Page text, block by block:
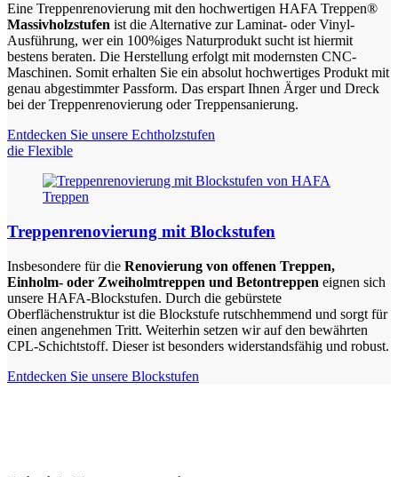
Eine Treppenrenovierung mit den hochwertigen HAFA Treppen®
Massivholzstufen ist die Alternative zur Laminat- oder Vinyl-
Ausführung, wer ein 100%iges Naturprodukt sucht ist hiermit
bestens beraten. Die Herstellung erfolgt mit modernsten CNC-
Maschinen. Somit erhalten Sie ein absolut hochwertiges Produkt mit
genau abgestimmter Passform. Das erspart Ihnen Ärger und Dreck
bei der Treppenrenovierung oder Treppensanierung.
Entdecken Sie unsere Echtholzstufen
die Flexible
Treppenrenovierung mit Blockstufen
Insbesondere für die Renovierung von offenen Treppen,
Einholm- oder Zweiholmtreppen und Betontreppen eignen sich
unsere HAFA-Blockstufen. Durch die gebürstete
Oberflächenstruktur ist die Blockstufe rutschhemmend und sorgt für
einen angenehmen Tritt. Weiterhin setzen wir auf den bewährten
CPL-Schichtstoff. Dieser ist besonders widerstandsfähig und robust.
Entdecken Sie unsere Blockstufen